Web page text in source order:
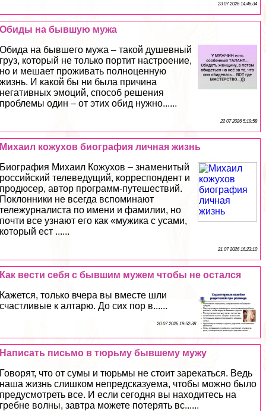
23 07 2026 14:46:34
Обиды на бывшую мужа
Обида на бывшего мужа – такой душевный
груз, который не только портит настроение,
но и мешает проживать полноценную
жизнь. И какой бы ни была причина
негативных эмоций, способ решения
проблемы один – от этих обид нужно......
22 07 2026 5:19:58
Михаил кожухов биография личная жизнь
Биография Михаил Кожухов – знаменитый
российский телеведущий, корреспондент и
продюсер, автор программ-путешествий.
Поклонники не всегда вспоминают
тележурналиста по имени и фамилии, но
почти все узнают его как «мужика с усами,
который ест ......
21 07 2026 16:23:10
Как вести себя с бывшим мужем чтобы не остался
Кажется, только вчера вы вместе шли
счастливые к алтарю. До сих пор в......
20 07 2026 19:52:38
Написать письмо в тюрьму бывшему мужу
Говорят, что от сумы и тюрьмы не стоит зарекаться. Ведь
наша жизнь слишком непредсказуема, чтобы можно было
предусмотреть все. И если сегодня вы находитесь на
гребне волны, завтра можете потерять вс......